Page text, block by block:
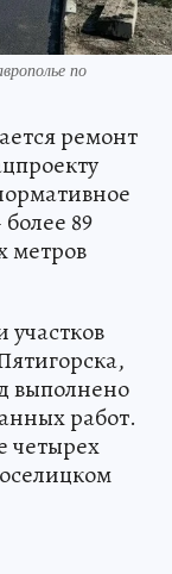
по
ремонт
89
метров
участков
выполнено
работ.
четырех